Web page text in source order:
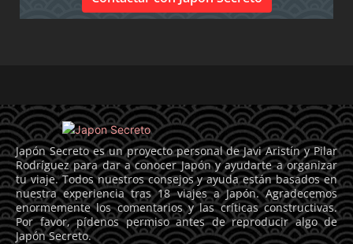
Japón Secreto es un proyecto personal de Javi Aristín y Pilar
Rodríguez para dar a conocer Japón y ayudarte a organizar
tu viaje. Todos nuestros consejos y ayuda están basados en
nuestra experiencia tras 18 viajes a Japón. Agradecemos
enormemente los comentarios y las críticas constructivas.
Por favor, pídenos permiso antes de reproducir algo de
Japón Secreto.